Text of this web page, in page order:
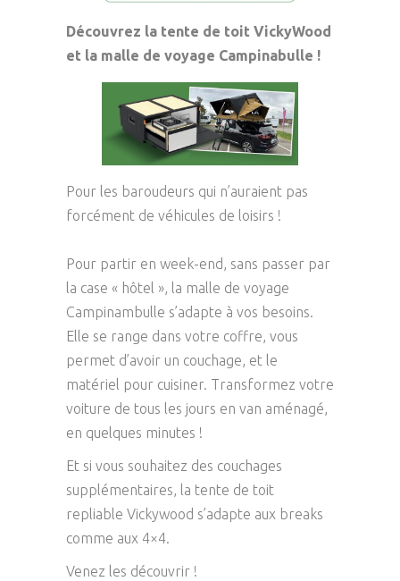
Découvrez la tente de toit VickyWood
et la malle de voyage Campinabulle !
Pour les baroudeurs qui n’auraient pas
forcément de véhicules de loisirs !
Pour partir en week-end, sans passer par
la case « hôtel », la malle de voyage
Campinambulle s’adapte à vos besoins.
Elle se range dans votre coffre, vous
permet d’avoir un couchage, et le
matériel pour cuisiner. Transformez votre
voiture de tous les jours en van aménagé,
en quelques minutes !
Et si vous souhaitez des couchages
supplémentaires, la tente de toit
repliable Vickywood s’adapte aux breaks
comme aux 4×4.
Venez les découvrir !